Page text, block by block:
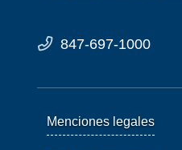
847-697-1000
Menciones legales